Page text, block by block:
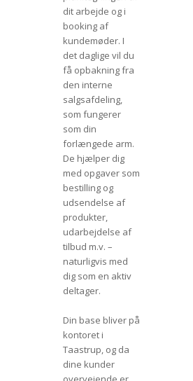
dit arbejde og i
booking af
kundemøder. I
det daglige vil du
få opbakning fra
den interne
salgsafdeling,
som fungerer
som din
forlængede arm.
De hjælper dig
med opgaver som
bestilling og
udsendelse af
produkter,
udarbejdelse af
tilbud m.v. –
naturligvis med
dig som en aktiv
deltager.
Din base bliver på
kontoret i
Taastrup, og da
dine kunder